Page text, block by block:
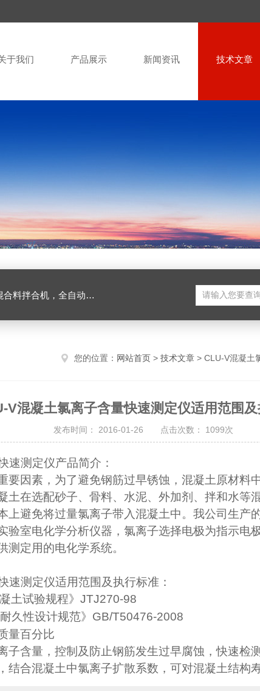
于我们 产品展示 新闻资讯 技术文章
路面八轮平整度仪，商品混凝土搅拌站试验仪器，试模
您的位置： 网站首页 > 技术文章 > CLU-V混凝土
V混凝土氯离子含量快速测定仪适用范围
发布时间： 2016-01-26 点击次数： 1099次
速测定仪产品简介：
要因素，为了避免钢筋过早锈蚀，混凝土原材料
土在选配砂子、骨料、水泥、外加剂、拌和水等
上避免将过量氯离子带入混凝土中。我公司生产
验室电化学分析仪器，氯离子选择电极为指示电
测定用的电化学系统。
速测定仪适用范围及执行标准：
土试验规程》 JTJ270-98
久性设计规范》 GB/T50476-2008
量百分比
子含量，控制及防止钢筋发生过早腐蚀，快速检
结合混凝土中氯离子扩散系数，可对混凝土结构